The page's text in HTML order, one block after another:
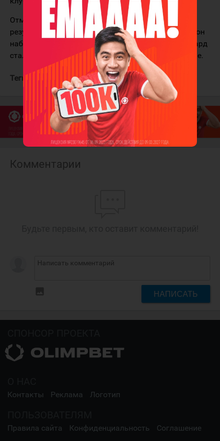
Отметим, Рихардс Букартс является самым
результативным игроком "Адмирала". В 5 матчах он
набрал 5 (3+2) очков. 25-летний латвийский форвард
стал игроком приморского клуба в это межсезонье.
Теги: Букартс Рихард Адмирал
Комментарии
НАПИСАТЬ
Контакты Реклама Логотип
Правила сайта Конфиденциальность Соглашение